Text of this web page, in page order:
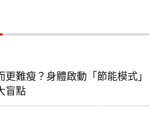
更難瘦？身體啟動「節能模式」
盲點